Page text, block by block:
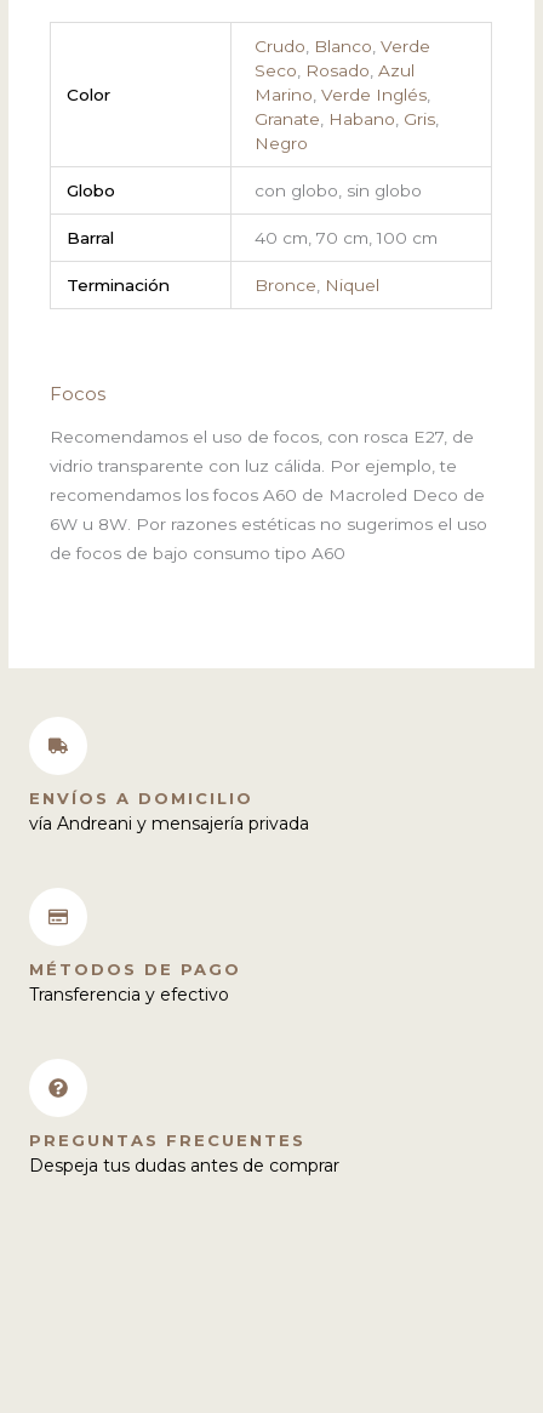
Color
Crudo Blanco Verde
Seco
Rosado Azul
Marino Verde Inglés,
Granate
Habano Gris,
Negro
Globo con globo, sin globo
Barral 40 cm, 70 cm, 100 cm
Terminación Bronce Niquel
Focos
Recomendamos el uso de focos, con rosca E27, de
vidrio transparente con luz cálida. Por ejemplo, te
recomendamos los focos A60 de Macroled Deco de
6W u 8W. Por razones estéticas no sugerimos el uso
de focos de bajo consumo tipo A60
ENVÍOS A DOMICILIO
vía Andreani y mensajería privada
MÉTODOS DE PAGO
Transferencia y efectivo
PREGUNTAS FRECUENTES
Despeja tus dudas antes de comprar